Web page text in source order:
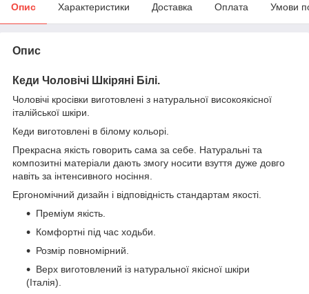
Опис Характеристики Доставка Оплата Умови
Опис
Кеди Чоловічі Шкіряні Білі.
Чоловічі кросівки виготовлені з натуральної високоякісної
італійської шкіри.
Кеди виготовлені в білому кольорі.
Прекрасна якість говорить сама за себе. Натуральні та
композитні матеріали дають змогу носити взуття дуже довго
навіть за інтенсивного носіння.
Ергономічний дизайн і відповідність стандартам якості.
Преміум якість.
Комфортні під час ходьби.
Розмір повномірний.
Верх виготовлений із натуральної якісної шкіри
(Італія).